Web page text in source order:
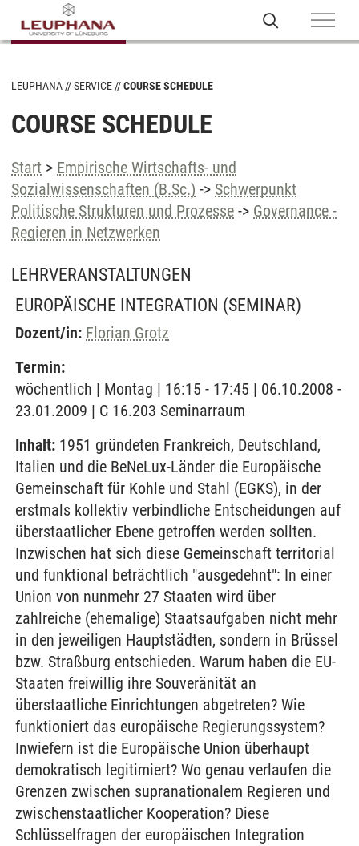
LEUPHANA SERVICE COURSE SCHEDULE
COURSE SCHEDULE
Start > Empirische Wirtschafts- und
Sozialwissenschaften (B.Sc.) -> Schwerpunkt
Politische Strukturen und Prozesse -> Governance -
Regieren in Netzwerken
LEHRVERANSTALTUNGEN
EUROPÄISCHE INTEGRATION (SEMINAR)
Dozent/in: Florian Grotz
Termin:
wöchentlich | Montag | 16:15 - 17:45 | 06.10.2008 -
23.01.2009 | C 16.203 Seminarraum
Inhalt: 1951 gründeten Frankreich, Deutschland,
Italien und die BeNeLux-Länder die Europäische
Gemeinschaft für Kohle und Stahl (EGKS), in der
erstmals kollektiv verbindliche Entscheidungen auf
überstaatlicher Ebene getroffen werden sollten.
Inzwischen hat sich diese Gemeinschaft territorial
und funktional beträchtlich "ausgedehnt": In einer
Union von nunmehr 27 Staaten wird über
zahlreiche (ehemalige) Staatsaufgaben nicht mehr
in den jeweiligen Hauptstädten, sondern in Brüssel
bzw. Straßburg entschieden. Warum haben die EU-
Staaten freiwillig ihre Souveränität an
überstaatliche Einrichtungen abgetreten? Wie
funktioniert das europäische Regierungssystem?
Inwiefern ist die Europäische Union überhaupt
demokratisch legitimiert? Wo genau verlaufen die
Grenzen zwischen supranationalem Regieren und
zwischenstaatlicher Kooperation? Diese
Schlüsselfragen der europäischen Integration